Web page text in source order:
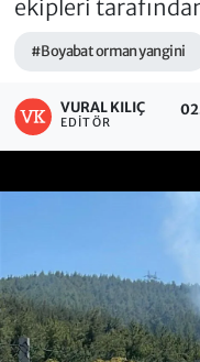
ekipleri
#Boyabat orman yangini
VURAL KILIÇ
EDITÖR
Haber Arşivi